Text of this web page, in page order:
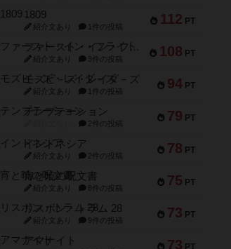
112 PT
1809
紹介文あり 1件の投稿
108 PT
ファースト・イン・フライト
紹介文あり 3件の投稿
94 PT
モズビ－ズ・レイダ－ズ
紹介文あり 1件の投稿
79 PT
テンプテーション
2件の投稿
78 PT
インドネシア
紹介文あり 2件の投稿
75 PT
宵と暁の呪文書
紹介文あり 8件の投稿
73 PT
リスボン・トラム 28
紹介文あり 9件の投稿
73 PT
アマナイト